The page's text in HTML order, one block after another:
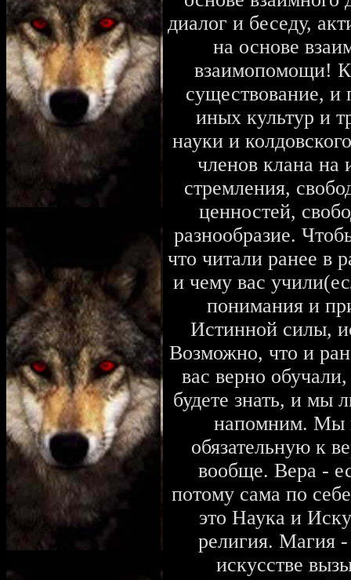
диалог и беседу,
на основе
взаимопомощи!
существование, и
иных культур и
науки и
членов клана на
стремления,
ценностей,
разнообразие.
что читали ранее в
и чему вас
понимания и
Истинной силы,
Возможно, что и
вас верно
будете знать, и мы
напомним. Мы
обязательную к
вообще. Вера -
потому сама по
это Наука и
религия. Магия -
искусстве